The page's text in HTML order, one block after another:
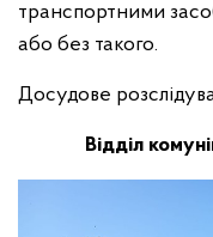
транспортними
або без такого.
Досудове
Відділ